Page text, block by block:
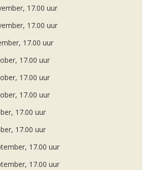
17.00 uur
17.00 uur
17.00 uur
17.00 uur
17.00 uur
17.00 uur
17.00 uur
17.00 uur
17.00 uur
17.00 uur